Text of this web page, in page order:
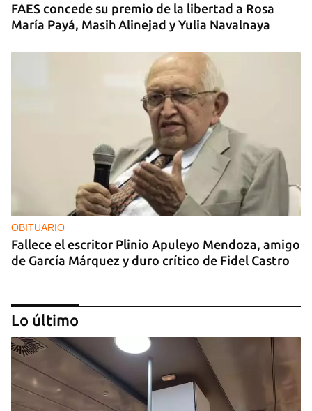
FAES concede su premio de la libertad a Rosa
María Payá, Masih Alinejad y Yulia Navalnaya
OBITUARIO
Fallece el escritor Plinio Apuleyo Mendoza, amigo
de García Márquez y duro crítico de Fidel Castro
Lo último